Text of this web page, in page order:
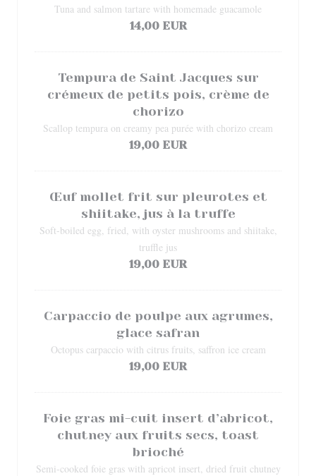
Tuna and salmon tartare with homemade guacamole
14,00 EUR
Tempura de Saint Jacques sur
crémeux de petits pois, crème de
chorizo
Scallop tempura on creamy pea purée with chorizo cream
19,00 EUR
Œuf mollet frit sur pleurotes et
shiitake, jus à la truffe
Soft-boiled egg, fried, with oyster mushrooms and shiitake,
truffle jus
19,00 EUR
Carpaccio de poulpe aux agrumes,
glace safran
Octopus carpaccio with citrus fruits, saffron ice cream
19,00 EUR
Foie gras mi-cuit insert d’abricot,
chutney aux fruits secs, toast
brioché
Semi-cooked foie gras with apricot insert, dried fruit chutney